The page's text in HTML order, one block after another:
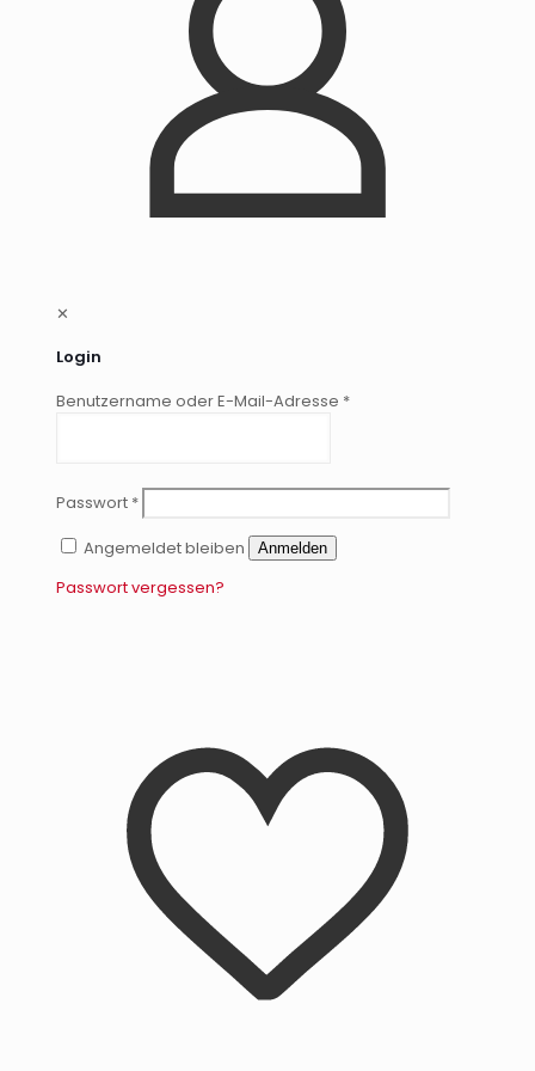
✕
Login
Benutzername oder E-Mail-Adresse *
Passwort *
Angemeldet bleiben
Anmelden
Passwort vergessen?